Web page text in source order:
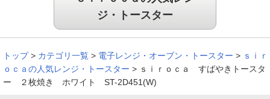
ジ・トースター
トップ > カテゴリ一覧 > 電子レンジ・オーブン・トースター > ｓｉｒ
ｏｃａの人気レンジ・トースター > ｓｉｒｏｃａ すばやきトースタ
ー ２枚焼き ホワイト ST-2D451(W)